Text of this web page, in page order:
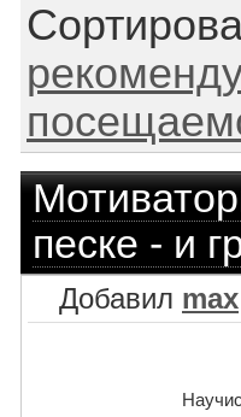
песке - и
Добавил max